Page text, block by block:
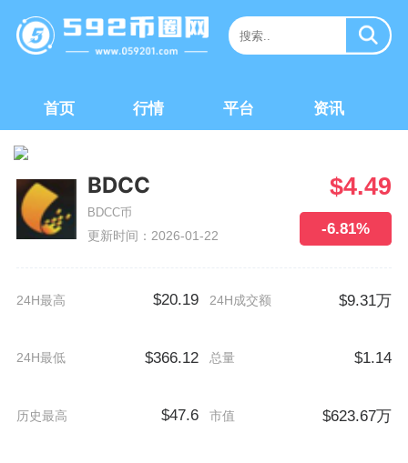
首页 行情 平台 资讯
BDCC
BDCC币
更新时间：2026-01-22
$4.49
-6.81%
24H最高 $20.19 24H成交额 $9.31万
24H最低 $366.12 总量 $1.14
历史最高 $47.6 市值 $623.67万